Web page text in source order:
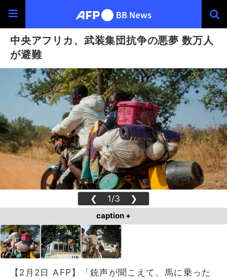
中央アフリカ、武装集団抗争の悪夢 数万人
が避難
❮ 1/3 ❯
caption +
【2月2日 AFP】「銃声が聞こえて、馬に乗った